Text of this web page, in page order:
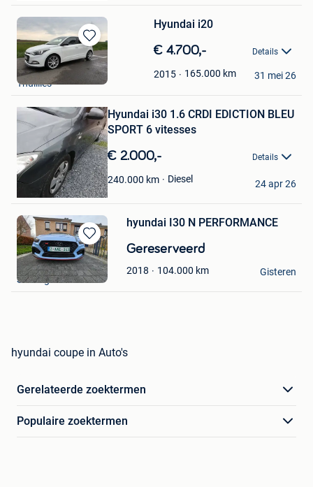
Bewaren
in
Mijn
Favorieten
Hyundai i20
€ 4.700,- Details
2015 165.000 km
Lydie2004
Thuillies
31 mei 26
Bewaren
Mijn
Favorieten
Hyundai i30 1.6 CRDI EDICTION BLEU
SPORT 6 vitesses
€ 2.000,- Details
240.000 km Diesel
pietro bruno
Merbes-Le-Chateau
24 apr 26
Bewaren
in
Mijn
Favorieten
hyundai I30 N PERFORMANCE
Gereserveerd
2018 104.000 km
xhignesse
Seraing
Gisteren
hyundai coupe in Auto's
Gerelateerde zoektermen
Populaire zoektermen